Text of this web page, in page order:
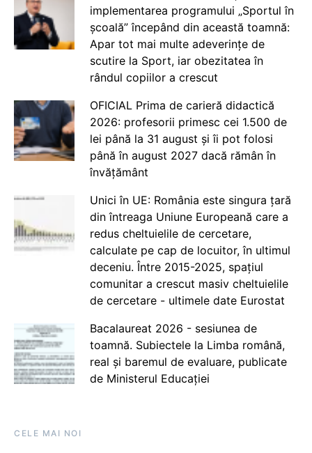
implementarea programului „Sportul în
școală” începând din această toamnă:
Apar tot mai multe adeverințe de
scutire la Sport, iar obezitatea în
rândul copiilor a crescut
OFICIAL Prima de carieră didactică
2026: profesorii primesc cei 1.500 de
lei până la 31 august și îi pot folosi
până în august 2027 dacă rămân în
învățământ
Unici în UE: România este singura țară
din întreaga Uniune Europeană care a
redus cheltuielile de cercetare,
calculate pe cap de locuitor, în ultimul
deceniu. Între 2015-2025, spațiul
comunitar a crescut masiv cheltuielile
de cercetare - ultimele date Eurostat
Bacalaureat 2026 - sesiunea de
toamnă. Subiectele la Limba română,
real și baremul de evaluare, publicate
de Ministerul Educației
CELE MAI NOI